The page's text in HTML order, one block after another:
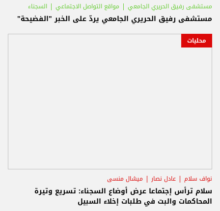
مستشفى رفيق الحريري الجامعي مواقع التواصل الاجتماعي السجناء
مستشفى رفيق الحريري الجامعي يردّ على الخبر "الفضيحة"
محليات
نواف سلام عادل نصار ميشال منسى
سلام ترأس إجتماعا عرض أوضاع السجناء: تسريع وتيرة
المحاكمات والبت في طلبات إخلاء السبيل